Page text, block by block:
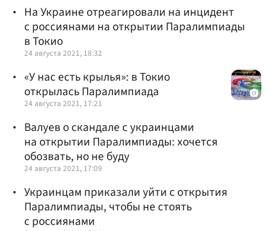
На Украине отреагировали на инцидент
с россиянами на открытии Паралимпиады
в Токио
24 августа 2021, 18:32
«У нас есть крылья»: в Токио
открылась Паралимпиада
24 августа 2021, 17:21
Валуев о скандале с украинцами
на открытии Паралимпиады: хочется
обозвать, но не буду
24 августа 2021, 17:09
Украинцам приказали уйти с открытия
Паралимпиады, чтобы не стоять
с россиянами